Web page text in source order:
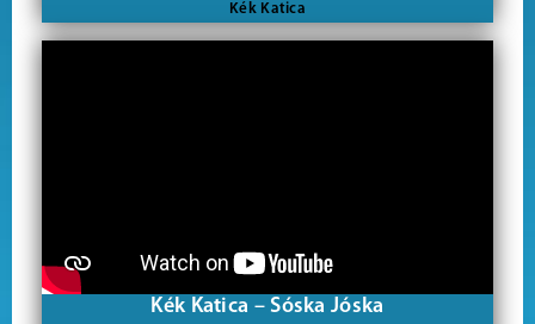
Kék Katica
Kék Katica – Sóska Jóska